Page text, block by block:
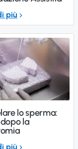
più
lo sperma:
la
più